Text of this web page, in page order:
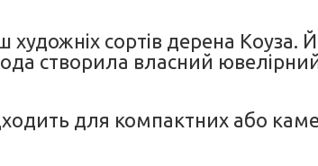
сортів дерена Коуза.
створила власний
для компактних або